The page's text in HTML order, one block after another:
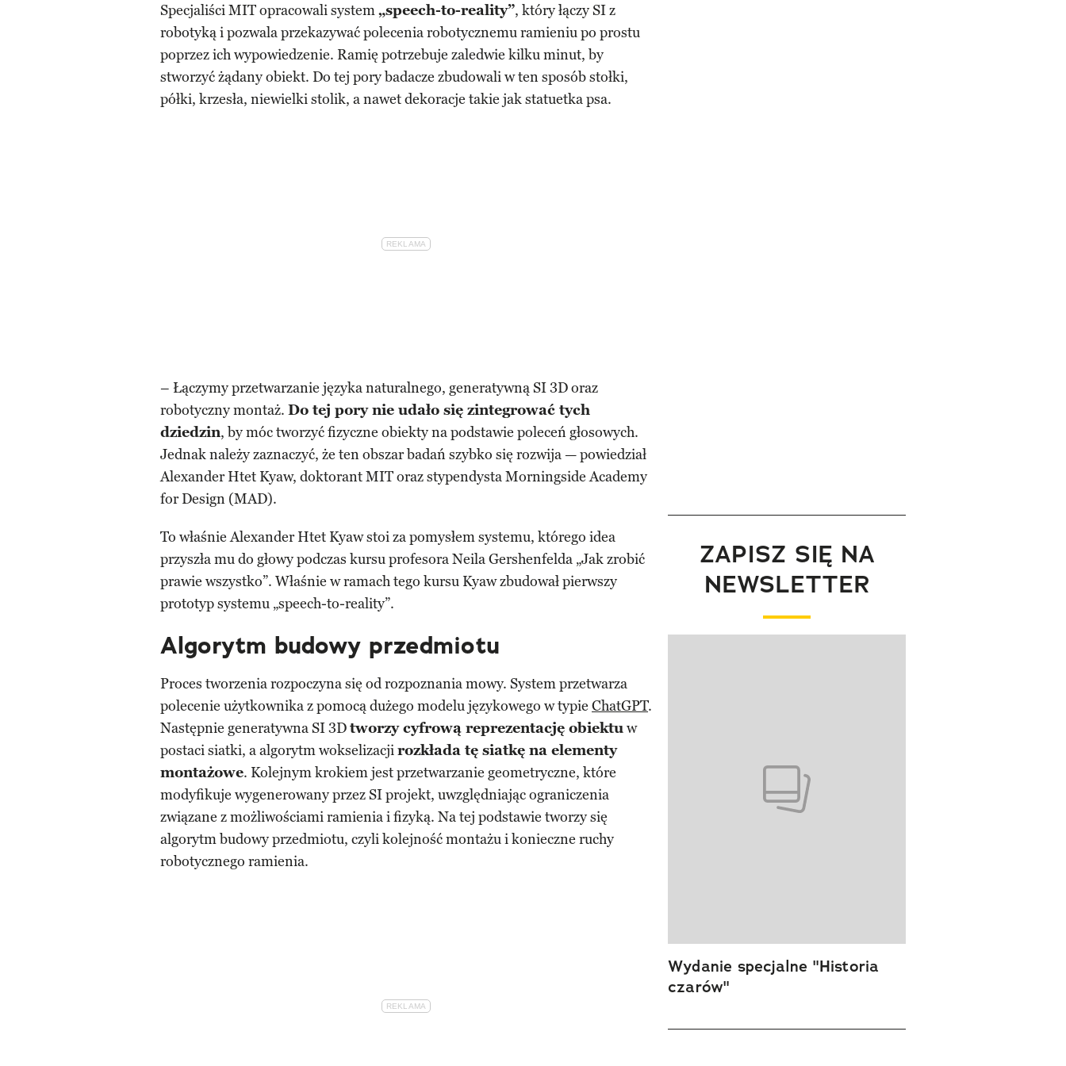
Specjaliści MIT opracowali system„speech-to-reality”, który łączy SI z
robotyką i pozwala przekazywać polecenia robotycznemu ramieniu po prostu
poprzez ich wypowiedzenie. Ramię potrzebuje zaledwie kilku minut, by
stworzyć żądany obiekt. Do tej pory badacze zbudowali w ten sposób stołki,
półki, krzesła, niewielki stolik, a nawet dekoracje takie jak statuetka psa.
– Łączymy przetwarzanie języka naturalnego, generatywną SI 3D oraz
robotyczny montaż. Do tej pory nie udało się zintegrować tych
dziedzin, by móc tworzyć fizyczne obiekty na podstawie poleceń głosowych.
Jednak należy zaznaczyć, że ten obszar badań szybko się rozwija — powiedział
Alexander Htet Kyaw, doktorant MIT oraz stypendysta Morningside Academy
for Design (MAD).
To właśnie Alexander Htet Kyaw stoi za pomysłem systemu, którego idea
przyszła mu do głowy podczas kursu profesora Neila Gershenfelda „Jak zrobić
prawie wszystko”. Właśnie w ramach tego kursu Kyaw zbudował pierwszy
prototyp systemu „speech-to-reality”.
Algorytm budowy przedmiotu
Proces tworzenia rozpoczyna się od rozpoznania mowy. System przetwarza
polecenie użytkownika z pomocą dużego modelu językowego w typie ChatGPT.
Następnie generatywna SI 3Dtworzy cyfrową reprezentację obiektuw
postaci siatki, a algorytm wokselizacjirozkłada tę siatkę na elementy
montażowe. Kolejnym krokiem jest przetwarzanie geometryczne, które
modyfikuje wygenerowany przez SI projekt, uwzględniając ograniczenia
związane z możliwościami ramienia i fizyką. Na tej podstawie tworzy się
algorytm budowy przedmiotu, czyli kolejność montażu i konieczne ruchy
robotycznego ramienia.
ZAPISZ SIĘ NA
NEWSLETTER
Wydanie specjalne "Historia
czarów"